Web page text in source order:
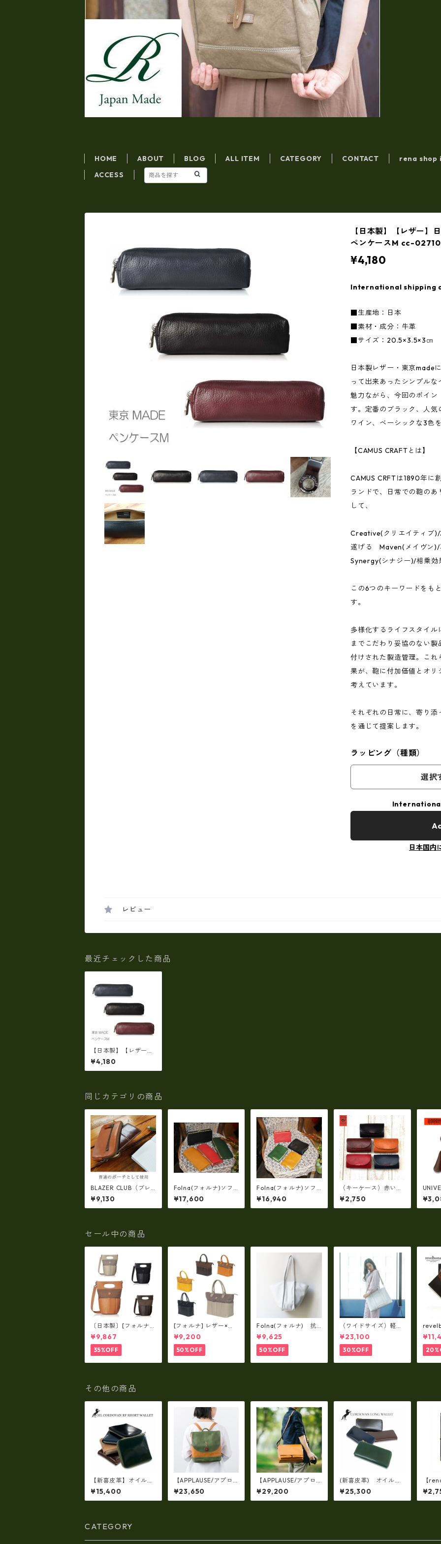
HOME ABOUT BLOG ALL ITEM CATEGORY CONTACT
rena shop
ACCESS
【日本製】【レザー】
ペンケースM cc-02710
¥4,180
International shipping
■生産地：日本
■素材・成分：牛革
■サイズ：20.5×3.5×3㎝
日本製レザー・東京made
って出来あったシンプル
魅力ながら、今回のポイ
す。定番のブラック、人
ワイン、ベーシックな3色
【CAMUS CRAFTとは】
CAMUS CRFTは1890年に
ランドで、日常での鞄の
して、
Creative(クリエイティブ
遂げる Maven(メイヴ
Synergy(シナジー)/相乗効
この6つのキーワードをも
す。
多様化するライフスタイ
までこだわり妥協のない
付けされた製造管理。こ
果が、鞄に付加価値とオ
考えています。
それぞれの日常に、寄り添
を通じて提案します。
ラッピング（種類）
選択
日本国内
レビュー
最近チェックした商品
【日本製】【レザー】
日本製・レザー・東京
生産によるペンケース
M cc-02710
¥4,180
同じカテゴリの商品
BLAZER CLUB（ブレ
ザークラブ）牛革ベル
トポーチ【日本製・豊
岡製】 no-25898
¥9,130
Folna(フォルナ)ソフ
トレザー・OLIVE NU
ME・ワイドポケット
仕様・がま口長財布
¥17,600
Folna(フォルナ)ソフ
トレザー・OLIVE NU
ME・二つ折りがま口
財布 (日本製）fo-29
¥16,940
（キーケース）赤いス
テッチアクセント・栃
木レザー製ルビーキー
ケース シンプルデザ
¥2,750
栃木
ーケ
-
セール中の商品
〔日本製〕[フォルナ]
レザー×パラフィン筒
型2way シュリンクレ
ザー×79Aパラフィ
ン fo-259630
¥9,867
35%OFF
[フォルナ] レザー×パ
ラフィン筒型2way シ
ュリンクレザー×79A
パラフィン トートL f
o-259632
¥9,200
50%OFF
Folna(フォルナ) 抗
菌ソフトスムースレザ
ー トートバッグ / FOL
NA RD fo-083244
¥9,625
50%OFF
（ワイドサイズ）軽
量・牛革製品・2WAY
ヌメ革トートバッグ
（A3サイズ/日本製）
(高収納）ir-02G
¥23,100
30%OFF
国産
れ ロ
ト
その他の商品
【新喜皮革】オイルコ
ードバンラウンドファ
スナーショートウォレ
ット 日本製 tc-048
¥15,400
【APPLAUSE/アプロ
ーズ】レザー コンビフ
ラップ リュック（日本
製）ap-5012
¥23,650
【APPLAUSE/アプロ
ーズ】OTONANO seri
es レザー フラップ シ
ョルダーバッグ Lサイ
¥29,200
(新喜皮革) オイルコ
ードバン・Lファスナ
ー長財布ロングウォレ
ット 日本製 tc-04
¥25,300
【
ショ
300
CATEGORY